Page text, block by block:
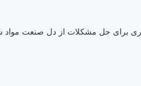
برای حل مشکلات از دل صنعت